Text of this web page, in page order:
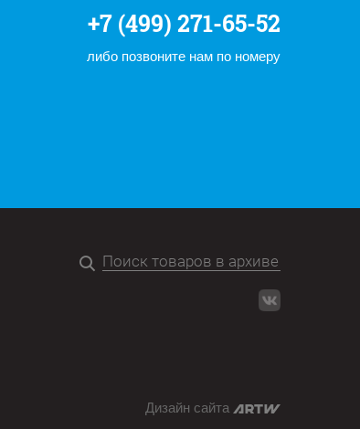
+7 (499) 271-65-52
либо позвоните нам по номеру
Дизайн сайта